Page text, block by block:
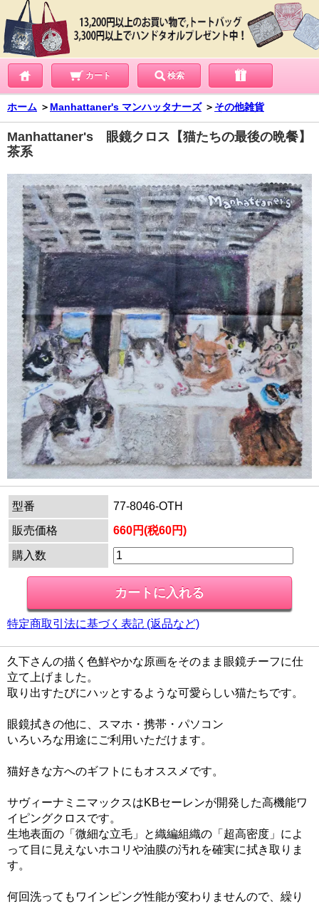
カート 検索
ホーム ＞ Manhattaner's マンハッタナーズ ＞ その他雑貨
Manhattaner's 眼鏡クロス【猫たちの最後の晩餐】
茶系
型番
77-8046-OTH
販売価格
660円(税60円)
購入数
特定商取引法に基づく表記 (返品など)
久下さんの描く色鮮やかな原画をそのまま眼鏡チーフに仕
立て上げました。
取り出すたびにハッとするような可愛らしい猫たちです。
眼鏡拭きの他に、スマホ・携帯・パソコン
いろいろな用途にご利用いただけます。
猫好きな方へのギフトにもオススメです。
サヴィーナミニマックスはKBセーレンが開発した高機能ワ
イピングクロスです。
生地表面の「微細な立毛」と織編組織の「超高密度」によ
って目に見えないホコリや油膜の汚れを確実に拭き取りま
す。
何回洗ってもワインピング性能が変わりませんので、繰り